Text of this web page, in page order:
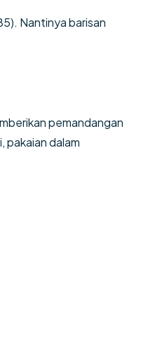
Nantinya barisan
pemandangan
pakaian dalam